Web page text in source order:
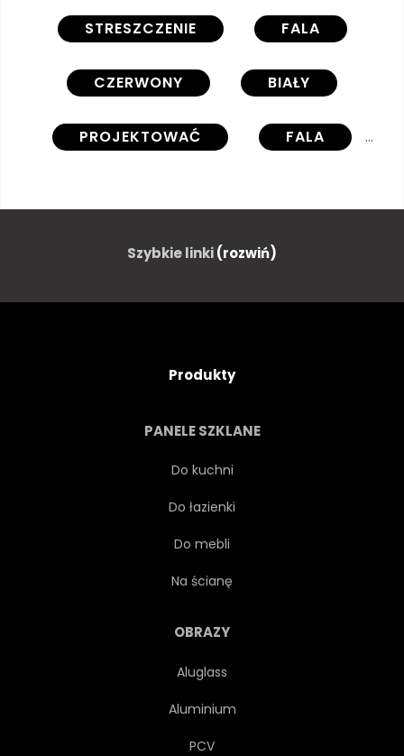
STRESZCZENIE FALA
CZERWONY BIAŁY
PROJEKTOWAĆ FALA
KRZYWA ILUSTRACJA
GRAFICZNY SZTUKA
LINIA
PRZEPŁYW
ABSTRAKCJA
Szybkie linki(rozwiń)
Produkty
PANELE SZKLANE
Do kuchni
Do łazienki
Do mebli
Na ścianę
OBRAZY
Aluglass
Aluminium
PCV